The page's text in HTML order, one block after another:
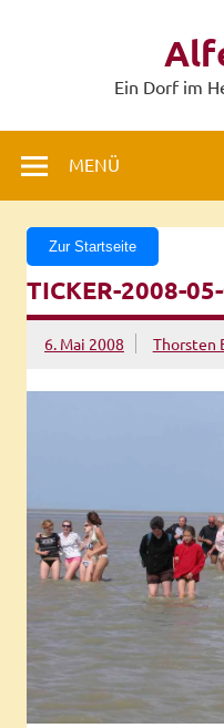
Ein Dorf im
MENÜ
Zur Startseite
TICKER-2008-
6. Mai 2008 Thorsten